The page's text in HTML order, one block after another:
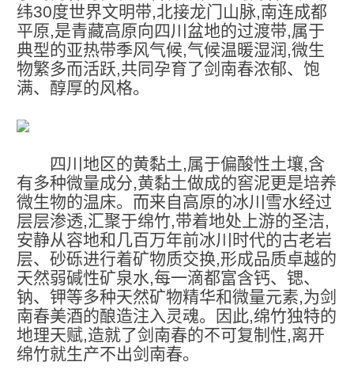
纬30度世界文明带,北接龙门山脉,南连成都
平原,是青藏高原向四川盆地的过渡带,属于
典型的亚热带季风气候,气候温暖湿润,微生
物繁多而活跃,共同孕育了剑南春浓郁、饱
满、醇厚的风格。
四川地区的黄黏土,属于偏酸性土壤,含
有多种微量成分,黄黏土做成的窖泥更是培养
微生物的温床。而来自高原的冰川雪水经过
层层渗透,汇聚于绵竹,带着地处上游的圣洁,
安静从容地和几百万年前冰川时代的古老岩
层、砂砾进行着矿物质交换,形成品质卓越的
天然弱碱性矿泉水,每一滴都富含钙、锶、
钠、钾等多种天然矿物精华和微量元素,为剑
南春美酒的酿造注入灵魂。因此,绵竹独特的
地理天赋,造就了剑南春的不可复制性,离开
绵竹就生产不出剑南春。